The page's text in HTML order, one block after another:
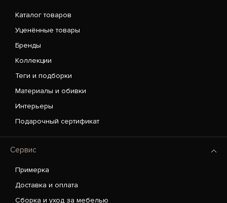
Каталог товаров
Уценённые товары
Бренды
Коллекции
Теги и подборки
Материалы и обивки
Интерьеры
Подарочный сертификат
Сервис
Примерка
Доставка и оплата
Сборка и уход за мебелью